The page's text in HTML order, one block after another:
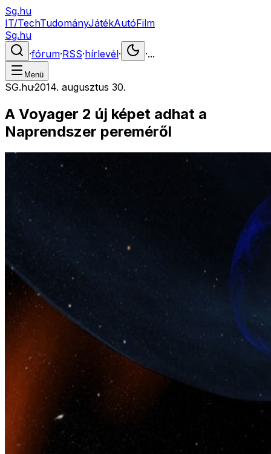
Sg.hu
IT/TechTudományJátékAutóFilm
Sg.hu
·fórum·RSS·hírlevél· ·...
Menü
SG.hu·2014. augusztus 30.
A Voyager 2 új képet adhat a
Naprendszer pereméről